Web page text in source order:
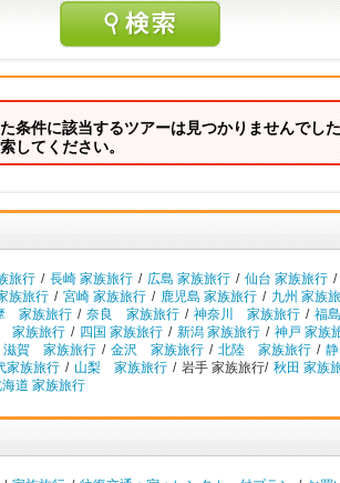
条件に該当するツアーは見つかりませんでした
してください。
旅行 / 長崎 家族旅行 / 広島 家族旅行 / 仙台 家族旅行 /
族旅行 / 宮崎 家族旅行 / 鹿児島 家族旅行 / 九州 家族
家族旅行 / 奈良 家族旅行 / 神奈川 家族旅行 / 福
家族旅行 / 四国 家族旅行 / 新潟 家族旅行 / 神戸 家族
滋賀 家族旅行 / 金沢 家族旅行 / 北陸 家族旅行 /
家族旅行 / 山梨 家族旅行 / 岩手 家族旅行/ 秋田 家族
道 家族旅行